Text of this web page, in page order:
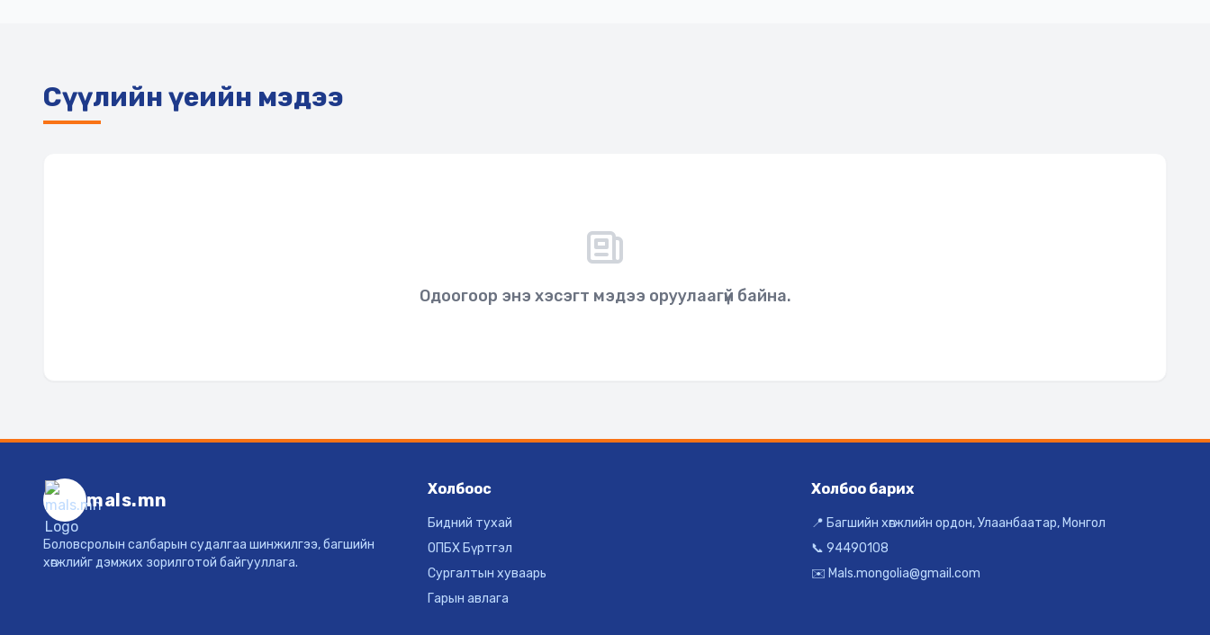
Сүүлийн үеийн мэдээ
Одоогоор энэ хэсэгт мэдээ оруулаагүй байна.
mals.mn
Боловсролын салбарын судалгаа шинжилгээ, багшийн
хөгжлийг дэмжих зорилготой байгууллага.
Холбоос
Бидний тухай
ОПБХ Бүртгэл
Сургалтын хуваарь
Гарын авлага
Холбоо барих
📍 Багшийн хөгжлийн ордон, Улаанбаатар, Монгол
📞 94490108
✉️ Mals.mongolia@gmail.com